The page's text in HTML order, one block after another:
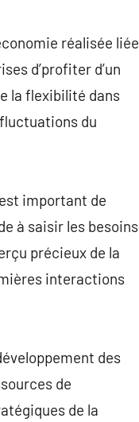
réalisée liée
d’profiter d’un
la flexibilité dans
du
important de
à saisir les besoins
précieux de la
interactions
des
de
de la